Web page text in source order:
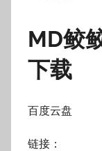
MD鲛
下载
百度云盘
链接：